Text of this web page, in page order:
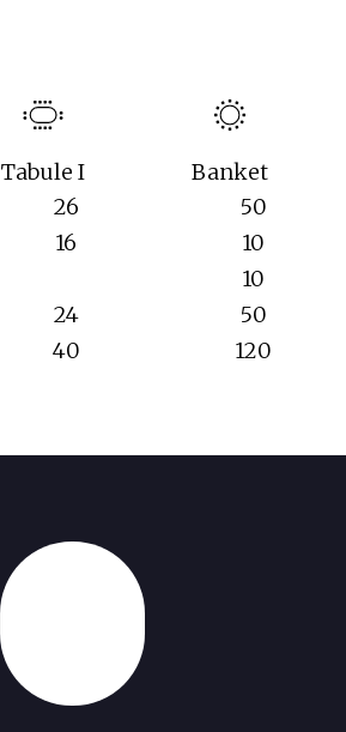
Tabule I Banket
26 50
16 10
10
24 50
40 120